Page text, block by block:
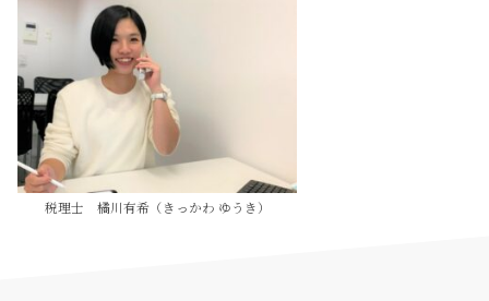
税理士 橘川有希（きっかわ ゆうき）